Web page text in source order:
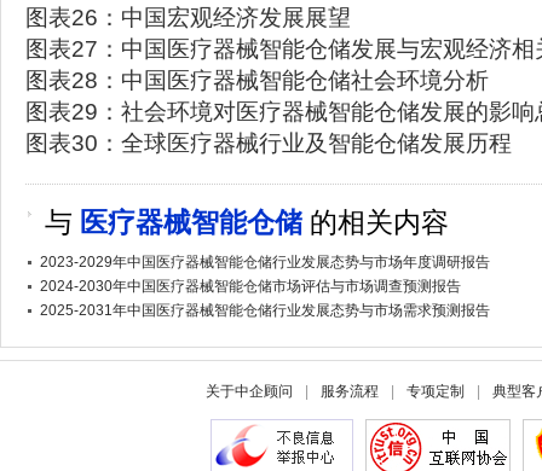
图表26：中国宏观经济发展展望
图表27：中国医疗器械智能仓储发展与宏观经济相
图表28：中国医疗器械智能仓储社会环境分析
图表29：社会环境对医疗器械智能仓储发展的影响
图表30：全球医疗器械行业及智能仓储发展历程
与 医疗器械智能仓储 的相关内容
2023-2029年中国医疗器械智能仓储行业发展态势与市场年度调研报告
2024-2030年中国医疗器械智能仓储市场评估与市场调查预测报告
2025-2031年中国医疗器械智能仓储行业发展态势与市场需求预测报告
关于中企顾问 服务流程 专项定制 典型客